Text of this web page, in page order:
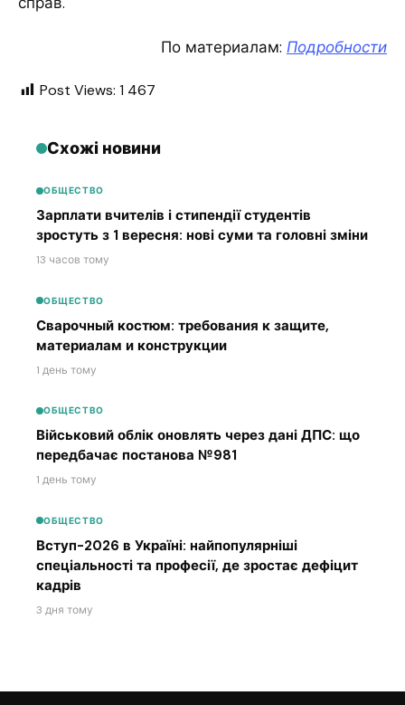
По материалам: Подробности
Post Views: 1 467
Схожі новини
ОБЩЕСТВО
Зарплати вчителів і стипендії студентів
зростуть з 1 вересня: нові суми та головні зміни
13 часов тому
ОБЩЕСТВО
Сварочный костюм: требования к защите,
материалам и конструкции
1 день тому
ОБЩЕСТВО
Військовий облік оновлять через дані ДПС: що
передбачає постанова №981
1 день тому
ОБЩЕСТВО
Вступ-2026 в Україні: найпопулярніші
спеціальності та професії, де зростає дефіцит
кадрів
3 дня тому